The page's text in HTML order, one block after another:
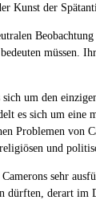
Kunst der
müssen.
um den
es sich um eine
Problemen von
und
sehr
derart